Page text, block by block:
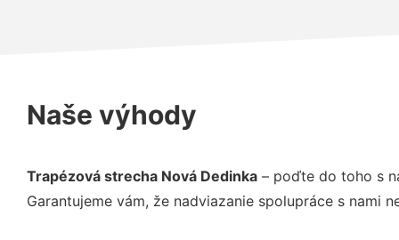
Naše výhody
Trapézová strecha Nová Dedinka – poďte do toho s
Garantujeme vám, že nadviazanie spolupráce s nami